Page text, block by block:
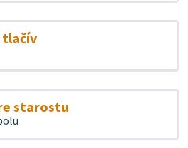
starostu